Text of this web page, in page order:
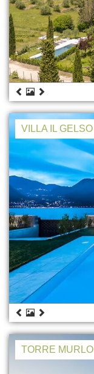
VILLA IL GELSO
TORRE MURLO